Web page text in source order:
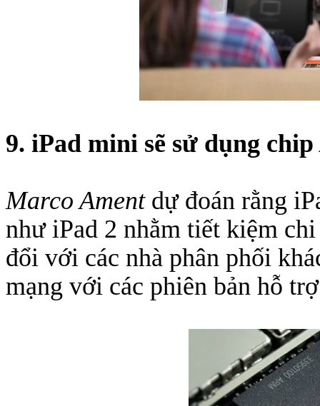
9. iPad mini sẽ sử dụng
Marco Amentdự đoán rằng
như iPad 2 nhằm tiết kiệm
đổi với các nhà phân phối
mạng với các phiên bản hỗ